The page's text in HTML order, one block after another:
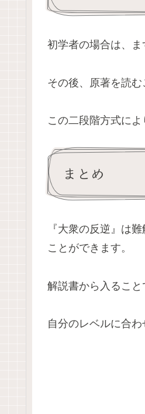
初学者の場合は、ま
その後、原著を読
この二段階方式に
まとめ
『大衆の反逆』は
ことができます。
解説書から入ること
自分のレベルに合